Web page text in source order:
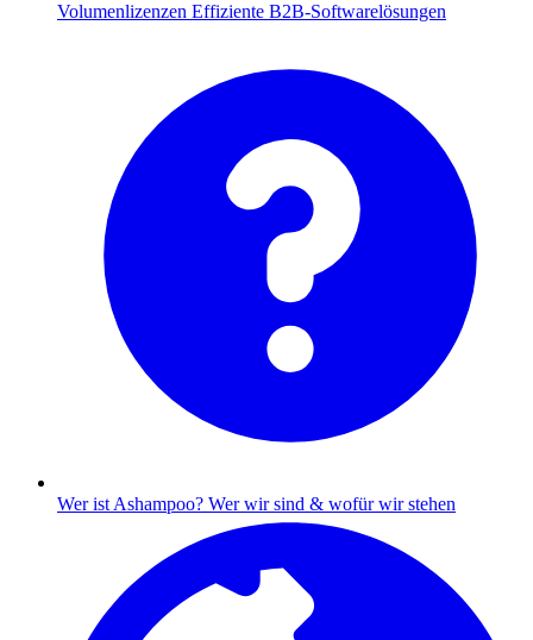
Volumenlizenzen Effiziente B2B-Softwarelösungen
Wer ist Ashampoo? Wer wir sind & wofür wir stehen